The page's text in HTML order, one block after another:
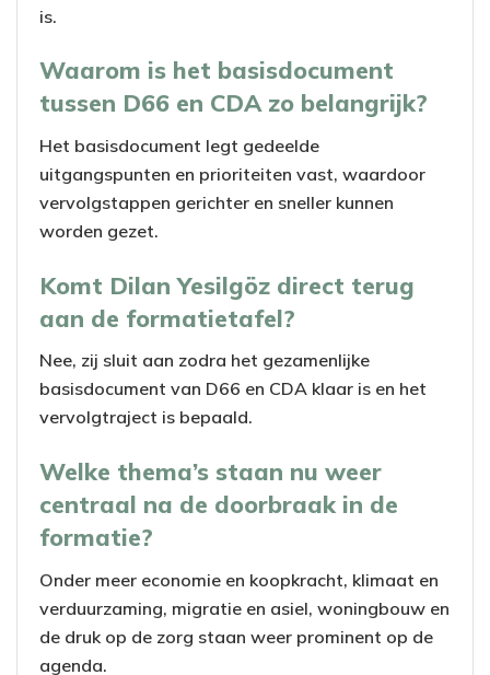
is.
Waarom is het basisdocument
tussen D66 en CDA zo belangrijk?
Het basisdocument legt gedeelde
uitgangspunten en prioriteiten vast, waardoor
vervolgstappen gerichter en sneller kunnen
worden gezet.
Komt Dilan Yesilgöz direct terug
aan de formatietafel?
Nee, zij sluit aan zodra het gezamenlijke
basisdocument van D66 en CDA klaar is en het
vervolgtraject is bepaald.
Welke thema’s staan nu weer
centraal na de doorbraak in de
formatie?
Onder meer economie en koopkracht, klimaat en
verduurzaming, migratie en asiel, woningbouw en
de druk op de zorg staan weer prominent op de
agenda.